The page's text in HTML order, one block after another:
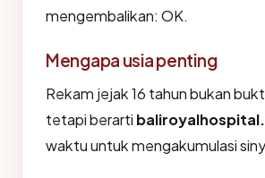
mengembalikan: OK.
Mengapa usia penting
Rekam jejak 16 tahun bukan
tetapi berarti
waktu untuk mengakumulasi